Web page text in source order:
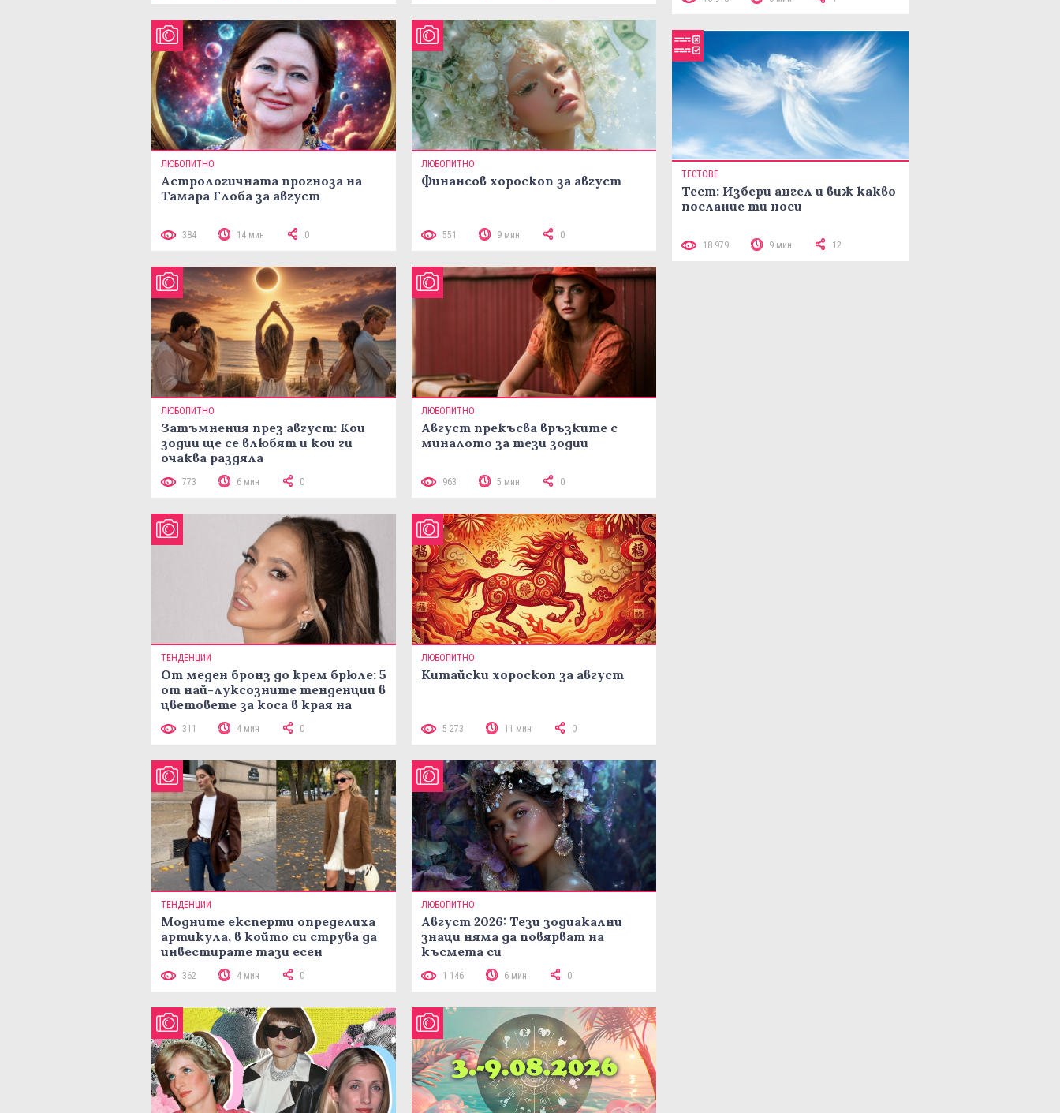
ЛЮБОПИТНО
Астрологичната прогноза на
Тамара Глоба за август
384 14 мин 0
ЛЮБОПИТНО
Финансов хороскоп за август
551 9 мин 0
ЛЮБОПИТНО
Затъмнения през август: Кои
зодии ще се влюбят и кои ги
очаква раздяла
773 6 мин 0
ЛЮБОПИТНО
Август прекъсва връзките с
миналото за тези зодии
963 5 мин 0
ТЕНДЕНЦИИ
От меден бронз до крем брюле: 5
от най-луксозните тенденции в
цветовете за коса в края на
311 4 мин 0
ЛЮБОПИТНО
Китайски хороскоп за август
5 273 11 мин 0
ТЕНДЕНЦИИ
Модните експерти определиха
артикула, в който си струва да
инвестирате тази есен
362 4 мин 0
ЛЮБОПИТНО
Август 2026: Тези зодиакални
знаци няма да повярват на
късмета си
1 146 6 мин 0
ТЕСТОВЕ
Тест: Избери ангел и виж какво
послание ти носи
18 979 9 мин 12